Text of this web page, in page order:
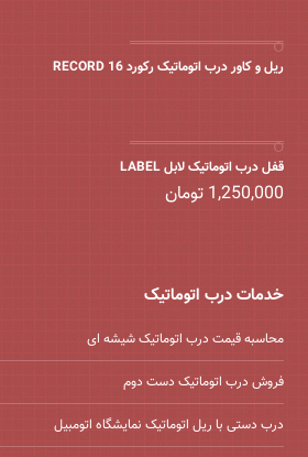
ریل و کاور درب اتوماتیک رکورد 16 RECORD
قفل درب اتوماتیک لابل LABEL
1,250,000 تومان
خدمات درب اتوماتیک
محاسبه قیمت درب اتوماتیک شیشه ‌ای
فروش درب اتوماتیک دست دوم
درب دستی با ریل اتوماتیک نمایشگاه اتومبیل